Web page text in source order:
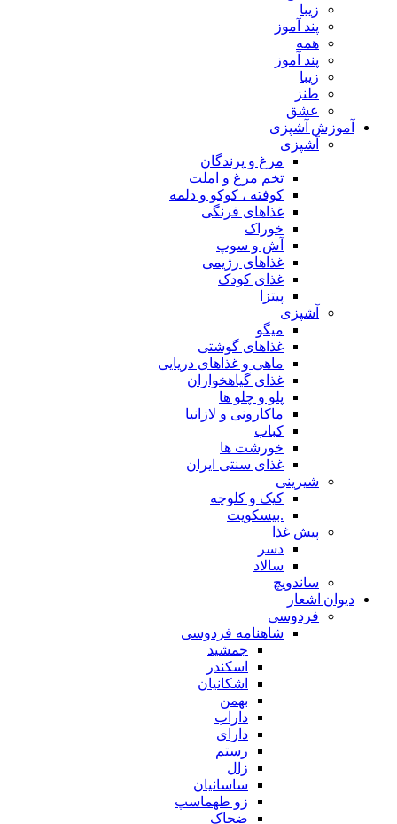
زیبا
پند آموز
همه
پند آموز
زیبا
طنز
عشق
آموزش آشپزی
آشپزی
مرغ و پرندگان
تخم مرغ و املت
کوفته ، کوکو و دلمه
غذاهای فرنگی
خوراک
آش و سوپ
غذاهای رژیمی
غذای کودک
پیتزا
آشپزی
میگو
غذاهای گوشتی
ماهی و غذاهای دریایی
غذای گیاهخواران
پلو و چلو ها
ماکارونی و لازانیا
کباب
خورشت ها
غذای سنتی ایران
شیرینی
کیک و کلوچه
.بیسکویت
پیش غذا
دسر
سالاد
ساندویچ
دیوان اشعار
فردوسی
شاهنامه فردوسی
جمشید
اسکندر
اشکانیان
بهمن
داراب
دارای
رستم
زال
ساسانیان
زو طهماسپ‏
ضحاک